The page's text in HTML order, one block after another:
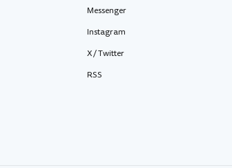
Messenger
Instagram
X / Twitter
RSS